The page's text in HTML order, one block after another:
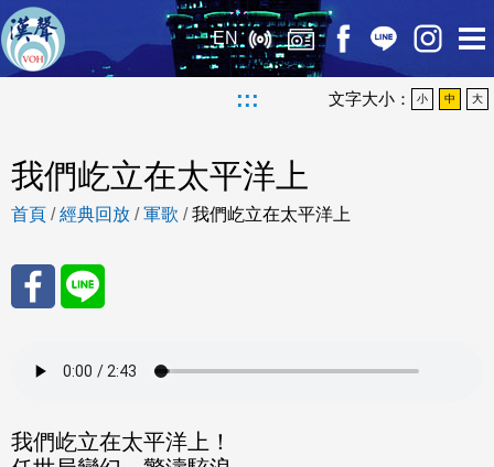
EN
::: 文字大小： 小 中 大
我們屹立在太平洋上
首頁 /經典回放 /軍歌 /我們屹立在太平洋上
Fac Line
我們屹立在太平洋上！